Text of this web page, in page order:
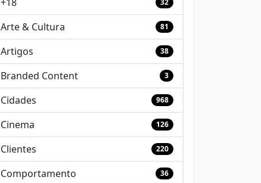
32
Arte & Cultura 81
Artigos 38
Branded Content 3
Cidades 968
Cinema 126
Clientes 220
Comportamento 36